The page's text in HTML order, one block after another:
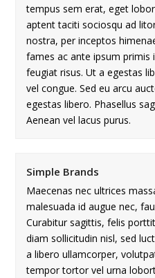
tempus sem erat, eget
aptent taciti sociosqu ad
nostra, per inceptos
fames ac ante ipsum primis
feugiat risus. Ut a egestas
vel congue. Sed eu arcu
egestas libero. Phasellus
Aenean vel lacus purus.
Simple Brands
Maecenas nec ultrices
malesuada id augue nec,
Curabitur sagittis, felis
diam sollicitudin nisl, sed
a libero ullamcorper,
tempor tortor vel urna